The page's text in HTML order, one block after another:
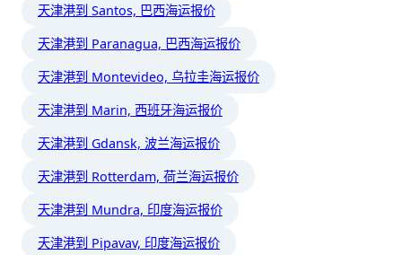
天津港到 Santos, 巴西海运报价
天津港到 Paranagua, 巴西海运报价
天津港到 Montevideo, 乌拉圭海运报价
天津港到 Marin, 西班牙海运报价
天津港到 Gdansk, 波兰海运报价
天津港到 Rotterdam, 荷兰海运报价
天津港到 Mundra, 印度海运报价
天津港到 Pipavav, 印度海运报价